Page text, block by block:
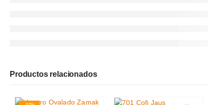
Productos relacionados